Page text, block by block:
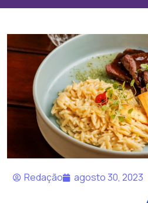
Redação agosto 30, 2023